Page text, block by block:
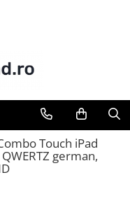
Touch iPad
german,